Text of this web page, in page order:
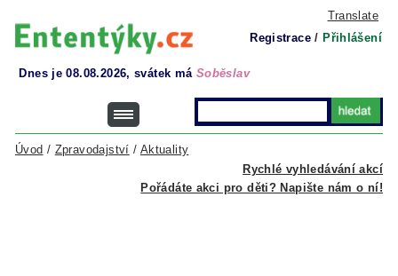
Translate
Registrace / Přihlášení
Dnes je 08.08.2026, svátek má Soběslav
Rychlé vyhledávání akcí
Úvod / Zpravodajství / Aktuality
Pořádáte akci pro děti? Napište nám o ní!